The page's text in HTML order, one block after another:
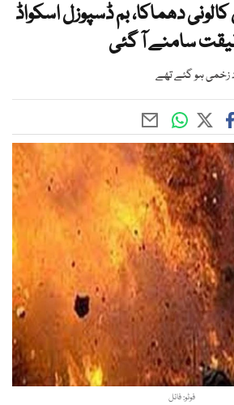
دھماکا، بم ڈسپوزل اسکواڈ
سامنے آ گئی
فوٹو: فائل